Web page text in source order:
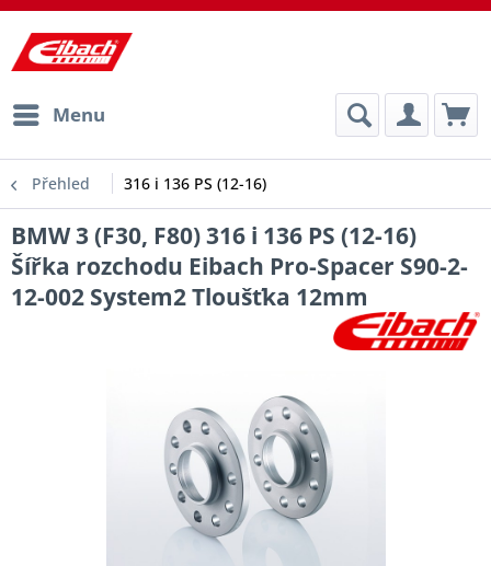
Menu
Přehled 316 i 136 PS (12-16)
BMW 3 (F30, F80) 316 i 136 PS (12-16)
Šířka rozchodu Eibach Pro-Spacer S90-2-
12-002 System2 Tloušťka 12mm